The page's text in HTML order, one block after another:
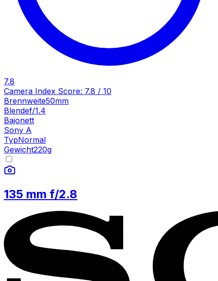
7.8
Camera Index Score: 7.8 / 10
Brennweite50mm
Blendef/1.4
Bajonett
Sony A
TypNormal
Gewicht220g
135 mm f/2.8